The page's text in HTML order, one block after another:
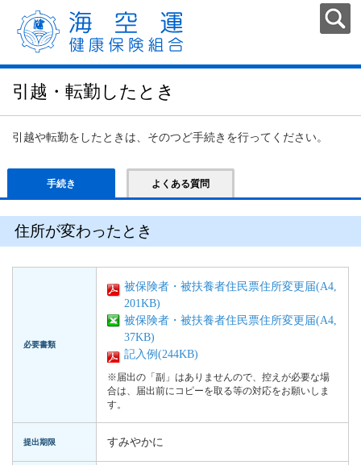
引越・転勤したとき
引越や転勤をしたときは、そのつど手続きを行ってください。
手続き よくある質問
住所が変わったとき
必要書類
被保険者・被扶養者住民票住所変更届(A4,
201KB)
被保険者・被扶養者住民票住所変更届(A4,
37KB)
記入例(244KB)
※届出の「副」はありませんので、控えが必要な場
合は、届出前にコピーを取る等の対応をお願いしま
す。
提出期限 すみやかに